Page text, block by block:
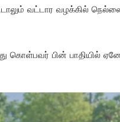
வட்டார வழக்கில்
கொள்பவர் பின் பாதியில்